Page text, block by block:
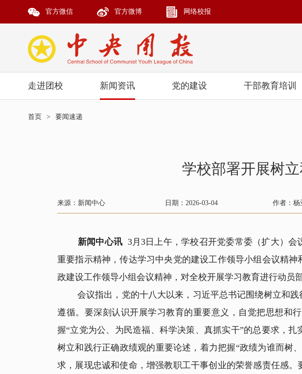
官方微信 官方微博 网络校报
走进团校 新闻资讯 党的建设 干部教育培训
首页 > 要闻速递
学校部署开展树
来源：新闻中心 日期：2026-03-04 作者：杨
新闻中心讯 3月3日上午，学校召开党委常委（扩大）
重要指示精神，传达学习中央党的建设工作领导小组会议精
政建设工作领导小组会议精神，对全校开展学习教育进行动员部
会议指出，党的十八大以来，习近平总书记围绕树立和践
遵循。要深刻认识开展学习教育的重要意义，自觉把思想和
握“立党为公、为民造福、科学决策、真抓实干”的总要求，
树立和践行正确政绩观的重要论述，着力把握“政绩为谁而树
求，展现忠诚和使命，增强教职工干事创业的荣誉感责任感